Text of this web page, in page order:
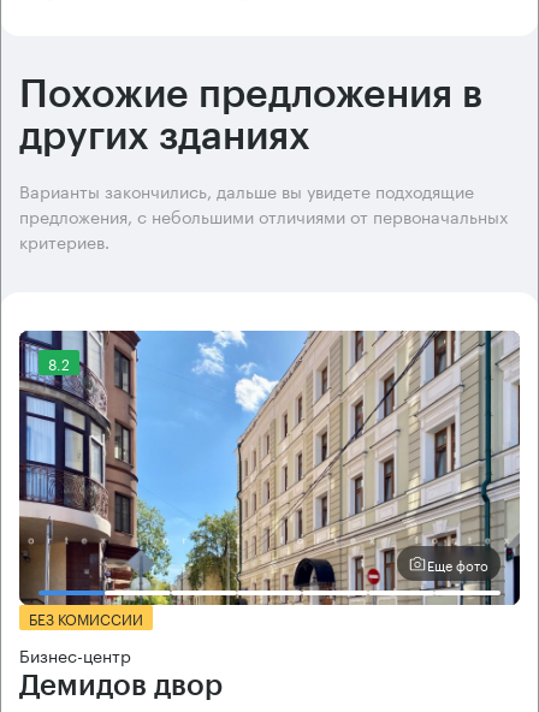
Похожие предложения в
других зданиях
Варианты закончились, дальше вы увидете подходящие
предложения, с небольшими отличиями от первоначальных
критериев.
8.2
Еще фото
БЕЗ КОМИССИИ
Бизнес-центр
Демидов двор